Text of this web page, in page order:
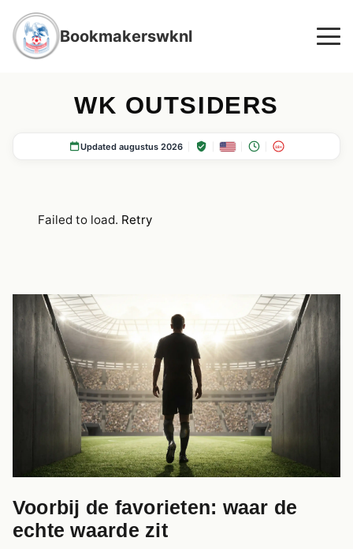
Bookmakerswknl
WK OUTSIDERS
Updated augustus 2026 18+
Failed to load. Retry
Voorbij de favorieten: waar de
echte waarde zit